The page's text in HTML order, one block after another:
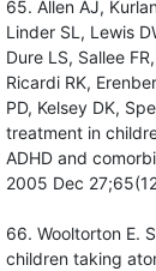
65. Allen AJ,
Linder SL, Lewis
Dure LS, Sallee
Ricardi RK,
PD, Kelsey DK,
treatment in
ADHD and
2005 Dec
66. Wooltorton E.
children taking